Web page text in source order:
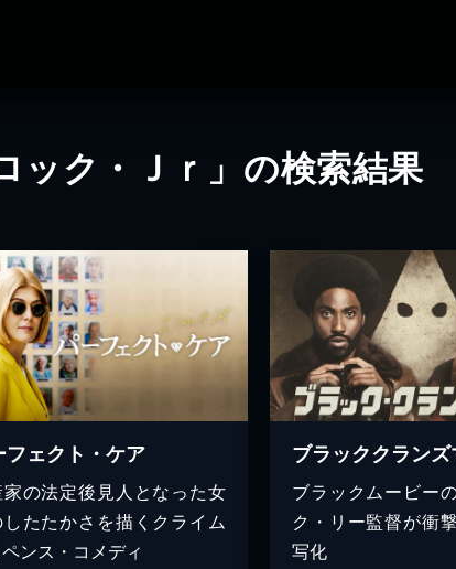
ック・Ｊｒ」の検索結果
フェクト・ケア
の法定後見人となった女
たたかさを描くクライム
ンス・コメディ
ブラッククラン
ブラックムービー
ク・リー監督が衝
写化